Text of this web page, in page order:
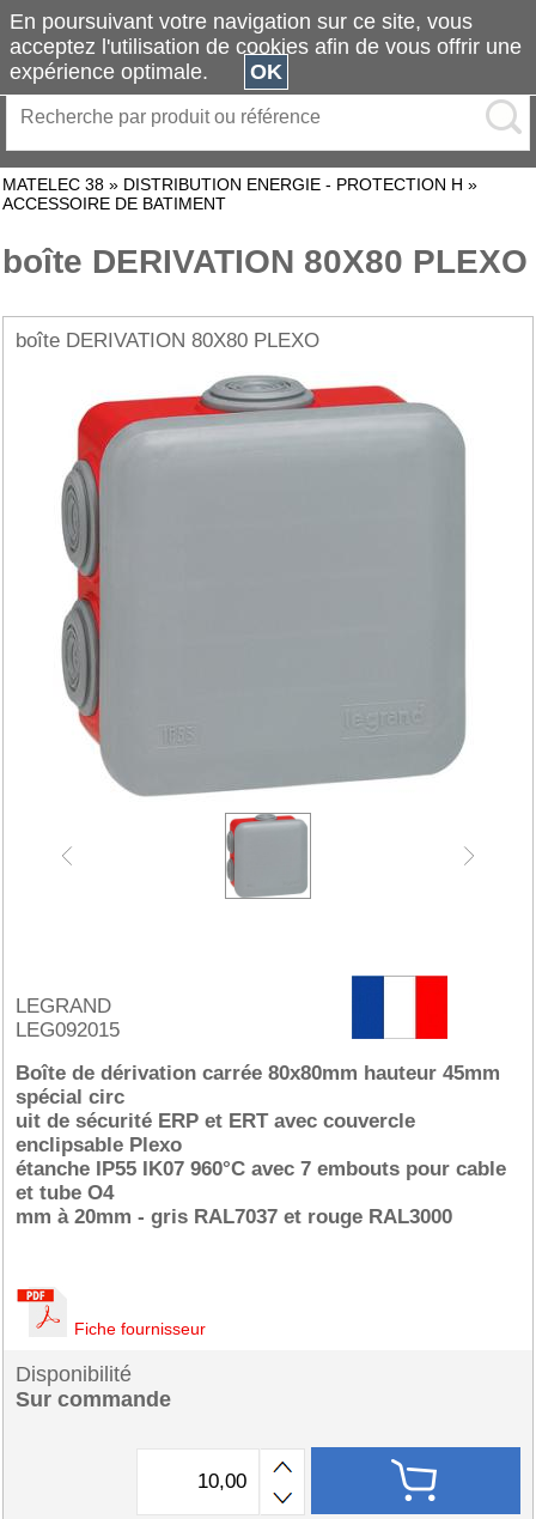
MATELEC 38 » DISTRIBUTION ENERGIE - PROTECTION H »
ACCESSOIRE DE BATIMENT
boîte DERIVATION 80X80 PLEXO
boîte DERIVATION 80X80 PLEXO
LEGRAND
LEG092015
Boîte de dérivation carrée 80x80mm hauteur 45mm
spécial circ
uit de sécurité ERP et ERT avec couvercle
enclipsable Plexo
étanche IP55 IK07 960°C avec 7 embouts pour cable
et tube O4
mm à 20mm - gris RAL7037 et rouge RAL3000
Fiche fournisseur
Disponibilité
Sur commande
En poursuivant votre navigation sur ce site, vous
acceptez l'utilisation de cookies afin de vous offrir une
expérience optimale.
OK